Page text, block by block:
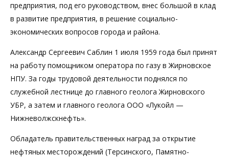
предприятия, под его руководством, внес большой в клад
в развитие предприятия, в решение социально-
экономических вопросов города и района.
Александр Сергеевич Саблин 1 июля 1959 года был принят
на работу помощником оператора по газу в Жирновское
НПУ. За годы трудовой деятельности поднялся по
служебной лестнице до главного геолога Жирновского
УБР, а затем и главного геолога ООО «Лукойл —
Нижневолжскнефть».
Обладатель правительственных наград за открытие
нефтяных месторождений (Терсинского, Памятно-